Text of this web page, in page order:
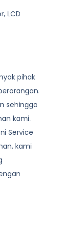
LCD
pihak
sehingga
kami.
Service
kami